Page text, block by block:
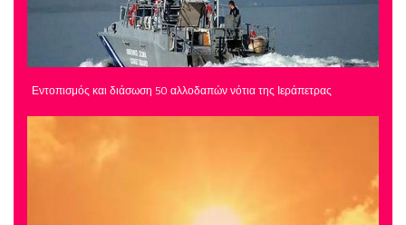
Εντοπισμός και διάσωση 50 αλλοδαπών νότια της Ιεράπετρας